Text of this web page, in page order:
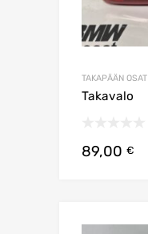
TAKAPÄÄN OSAT
Takavalo
89,00 €